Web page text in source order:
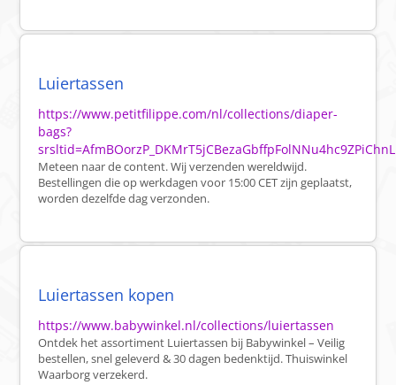
Luiertassen
https://www.petitfilippe.com/nl/collections/diaper-
bags?
Meteen naar de content. Wij verzenden wereldwijd.
Bestellingen die op werkdagen voor 15:00 CET zijn geplaatst,
worden dezelfde dag verzonden.
Luiertassen kopen
https://www.babywinkel.nl/collections/luiertassen
Ontdek het assortiment Luiertassen bij Babywinkel – Veilig
bestellen, snel geleverd & 30 dagen bedenktijd. Thuiswinkel
Waarborg verzekerd.